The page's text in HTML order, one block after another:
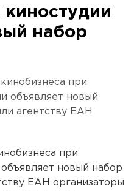
набор
при
объявляет новый
агентству ЕАН
при
новый набор
ЕАН организаторы